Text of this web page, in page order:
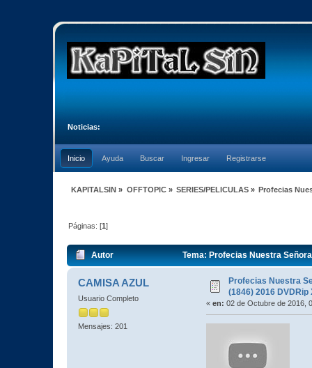
Noticias:
Inicio Ayuda Buscar Ingresar Registrarse
KAPITALSIN » OFFTOPIC» SERIES/PELICULAS» Profecias
Páginas: [1]
Autor Tema: Profecias Nuestra
CAMISA AZUL
Usuario Completo
Mensajes: 201
Profecias Nuestra
(1846) 2016 DVDRip
« en: 02 de Octubre de 2016,